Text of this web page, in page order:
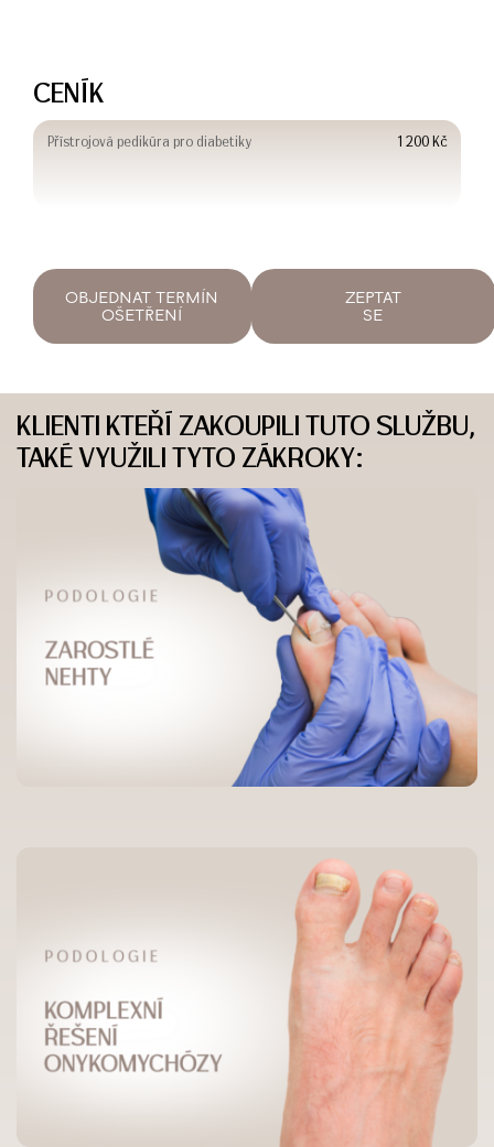
CENÍK
Přístrojová pedikúra pro diabetiky 1 200 Kč
OBJEDNAT TERMÍN
OŠETŘENÍ
ZEPTAT
SE
KLIENTI KTEŘÍ ZAKOUPILI TUTO SLUŽBU,
TAKÉ VYUŽILI TYTO ZÁKROKY: